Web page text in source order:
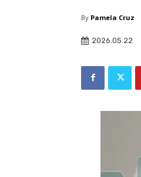
By Pamela Cruz
2026.05.22